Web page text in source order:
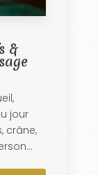
&
jour
crâne,